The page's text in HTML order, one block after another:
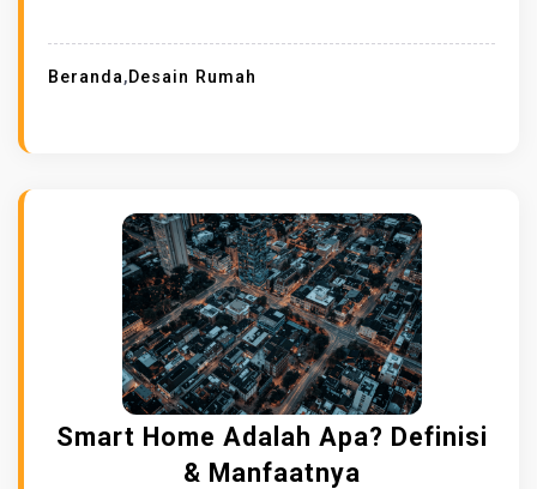
Beranda,Desain Rumah
Smart Home Adalah Apa? Definisi
& Manfaatnya